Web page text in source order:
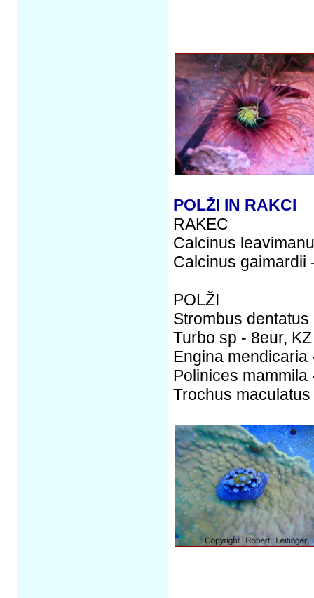
POLŽI IN RAKCI
RAKEC
Calcinus
Calcinus gaimardii
POLŽI
Strombus
Turbo sp - 8eur,
Engina mendicaria
Polinices mammila
Trochus